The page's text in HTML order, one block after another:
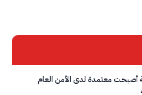
أصبحت معتمدة لدى الأمن العام